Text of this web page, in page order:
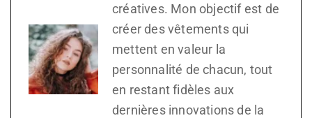
créatives. Mon objectif est de
créer des vêtements qui
mettent en valeur la
personnalité de chacun, tout
en restant fidèles aux
dernières innovations de la